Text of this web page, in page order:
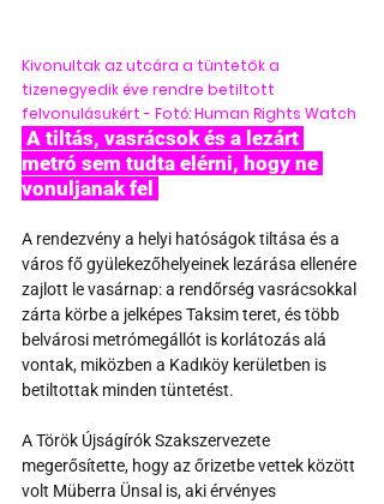
Kivonultak az utcára a tüntetők a
tizenegyedik éve rendre betiltott
felvonulásukért - Fotó: Human Rights Watch
metró sem tudta elérni, hogy ne
vonuljanak fel
A rendezvény a helyi hatóságok tiltása és a
város fő gyülekezőhelyeinek lezárása ellenére
zajlott le vasárnap: a rendőrség vasrácsokkal
zárta körbe a jelképes Taksim teret, és több
belvárosi metrómegállót is korlátozás alá
vontak, miközben a Kadıköy kerületben is
betiltottak minden tüntetést.
A Török Újságírók Szakszervezete
megerősítette, hogy az őrizetbe vettek között
volt Müberra Ünsal is, aki érvényes